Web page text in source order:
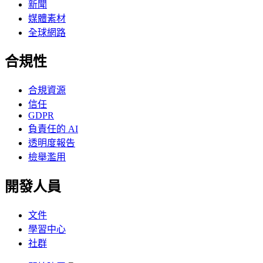
新聞
媒體素材
全球網路
合規性
合規資源
信任
GDPR
負責任的 AI
透明度報告
檢舉濫用
開發人員
文件
學習中心
社群